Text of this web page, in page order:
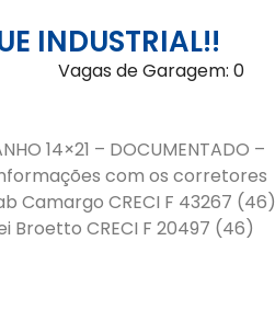
INDUSTRIAL!!
Vagas de Garagem: 0
14×21 – ⁠DOCUMENTADO –
informações com os corretores
Camargo CRECI F 43267 (46)
Broetto CRECI F 20497 (46)